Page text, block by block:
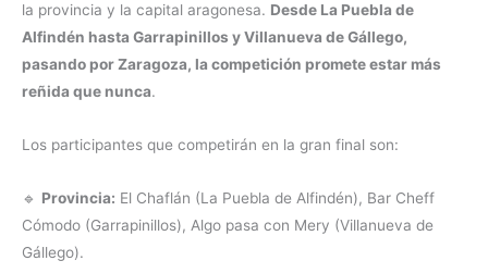
la provincia y la capital aragonesa. Desde La Puebla de
Alfindén hasta Garrapinillos y Villanueva de Gállego,
pasando por Zaragoza, la competición promete estar más
reñida que nunca.
Los participantes que competirán en la gran final son:
🔹 Provincia: El Chaflán (La Puebla de Alfindén), Bar Cheff
Cómodo (Garrapinillos), Algo pasa con Mery (Villanueva de
Gállego).